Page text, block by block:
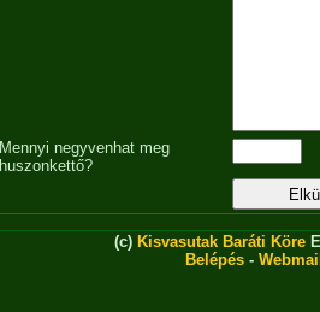
Mennyi negyvenhat meg
huszonkettő?
(c) Kisvasutak Baráti Köre
Belépés -